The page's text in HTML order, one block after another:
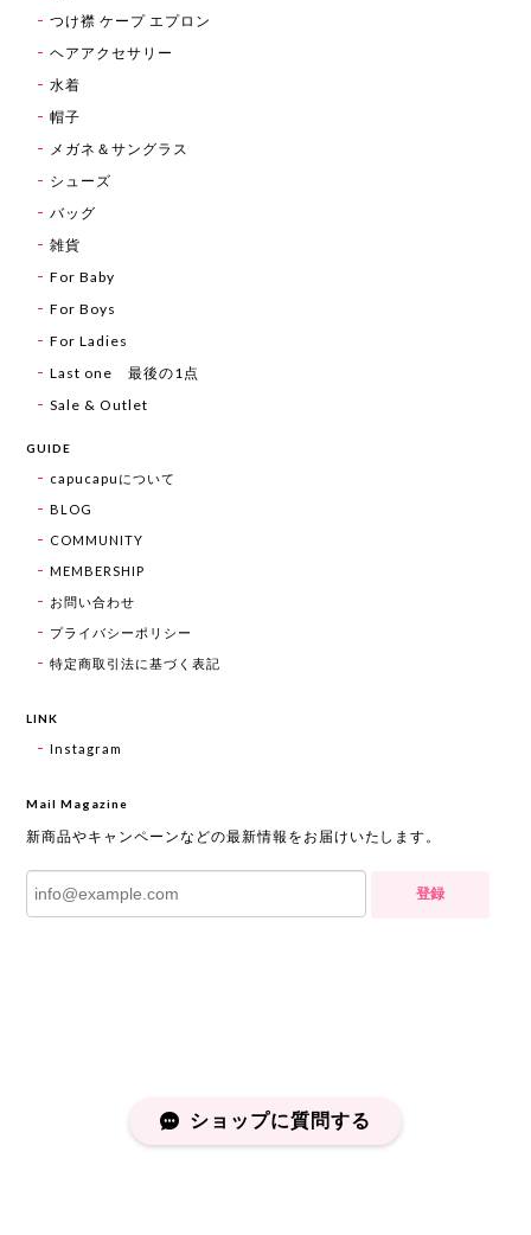
つけ襟 ケープ エプロン
ヘアアクセサリー
水着
帽子
メガネ＆サングラス
シューズ
バッグ
雑貨
For Baby
For Boys
For Ladies
Last one 最後の1点
Sale & Outlet
GUIDE
capucapuについて
BLOG
COMMUNITY
MEMBERSHIP
お問い合わせ
プライバシーポリシー
特定商取引法に基づく表記
LINK
Instagram
Mail Magazine
新商品やキャンペーンなどの最新情報をお届けいたします。
登録
ショップに質問する